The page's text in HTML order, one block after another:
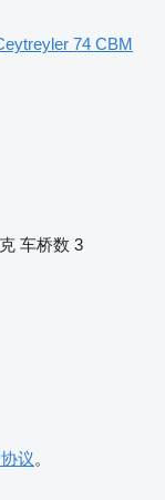
74 CBM
车桥数 3
议。